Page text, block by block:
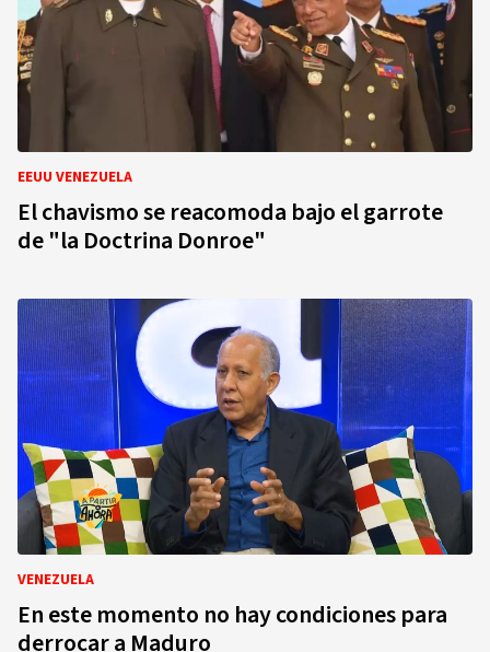
EEUU VENEZUELA
El chavismo se reacomoda bajo el garrote
de "la Doctrina Donroe"
VENEZUELA
En este momento no hay condiciones para
derrocar a Maduro